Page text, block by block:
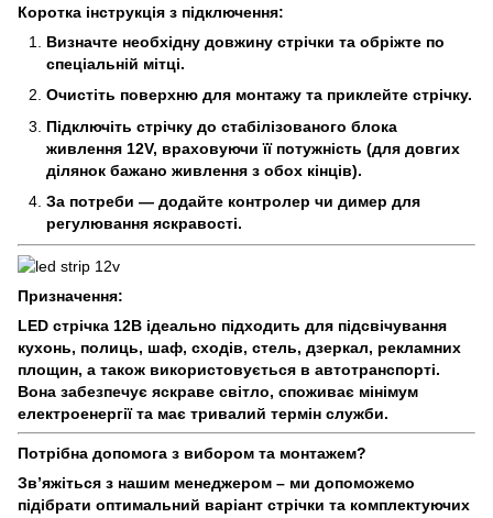
Коротка інструкція з підключення:
Визначте необхідну довжину стрічки та обріжте по
спеціальній мітці.
Очистіть поверхню для монтажу та приклейте стрічку.
Підключіть стрічку до стабілізованого блока
живлення 12V, враховуючи її потужність (для довгих
ділянок бажано живлення з обох кінців).
За потреби — додайте контролер чи димер для
регулювання яскравості.
Призначення:
LED стрічка 12В ідеально підходить для підсвічування
кухонь, полиць, шаф, сходів, стель, дзеркал, рекламних
площин, а також використовується в автотранспорті.
Вона забезпечує яскраве світло, споживає мінімум
електроенергії та має тривалий термін служби.
Потрібна допомога з вибором та монтажем?
Зв’яжіться з нашим менеджером – ми допоможемо
підібрати оптимальний варіант стрічки та комплектуючих